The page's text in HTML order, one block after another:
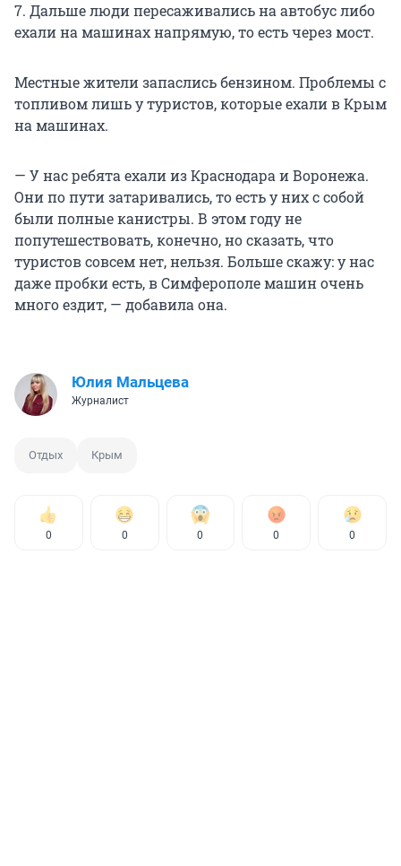
7. Дальше люди пересаживались на автобус либо
ехали на машинах напрямую, то есть через мост.
Местные жители запаслись бензином. Проблемы с
топливом лишь у туристов, которые ехали в Крым
на машинах.
— У нас ребята ехали из Краснодара и Воронежа.
Они по пути затаривались, то есть у них с собой
были полные канистры. В этом году не
попутешествовать, конечно, но сказать, что
туристов совсем нет, нельзя. Больше скажу: у нас
даже пробки есть, в Симферополе машин очень
много ездит, — добавила она.
Юлия Мальцева
Журналист
Отдых Крым
0 0 0 0 0